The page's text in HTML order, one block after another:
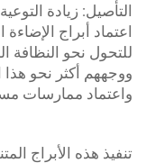
التأصيل: زيادة
اعتماد أبراج
للتحول نحو النظافة
ووجههم أكثر نحو
واعتماد ممارسات
تنفيذ هذه الأبراج